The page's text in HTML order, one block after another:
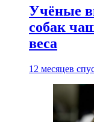
Учёные
собак
веса
12 месяцев